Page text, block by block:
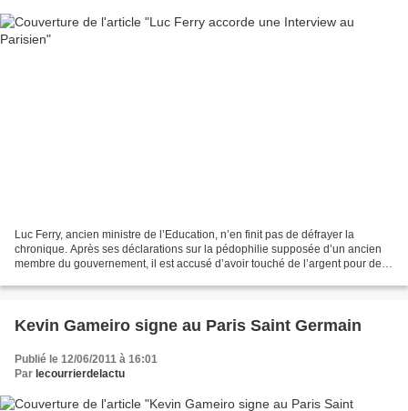
Luc Ferry, ancien ministre de l’Education, n’en finit pas de défrayer la
chronique. Après ses déclarations sur la pédophilie supposée d’un ancien
membre du gouvernement, il est accusé d’avoir touché de l’argent pour des
Kevin Gameiro signe au Paris Saint Germain
Publié le 12/06/2011 à 16:01
Par lecourrierdelactu